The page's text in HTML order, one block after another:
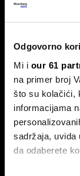
Odgovorno
Mi i our 61
na primer broj
što su kolačići,
informacijama
sadržaja, uvida
da odaberete
Trump
odsto za
moreuz
Predsednik
uvede naknadu
Ormuski
zemalja